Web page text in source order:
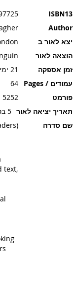
ISBN13
Author
יצא לאור ב
הוצאה לאור
זמן אספקה
21 ימי עסקים - לא במלאי בארץ
עמודים / Pages
64
פורמט
5252
תאריך יציאה לאור 5 בספט׳ 2019
שם סדרה
text,